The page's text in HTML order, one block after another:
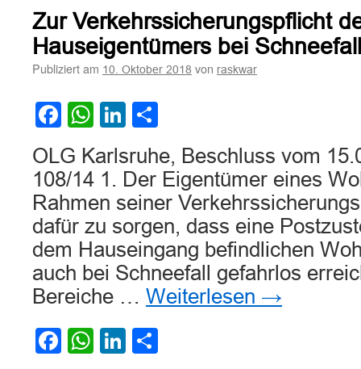
der
Streupflicht
auf
dem
Parkplatz
Zur Verkehrssicherungspflicht
Hauseigentümers bei Schneefall
Publiziert am 10. Oktober 2018 von raskwar
Facebook
WhatsApp
LinkedIn
OLG Karlsruhe, Beschluss vom
108/14 1. Der Eigentümer eines
Rahmen seiner
dafür zu sorgen, dass eine
dem Hauseingang befindlichen
auch bei Schneefall gefahrlos
Bereiche … Weiterlesen →
Facebook
WhatsApp
LinkedIn